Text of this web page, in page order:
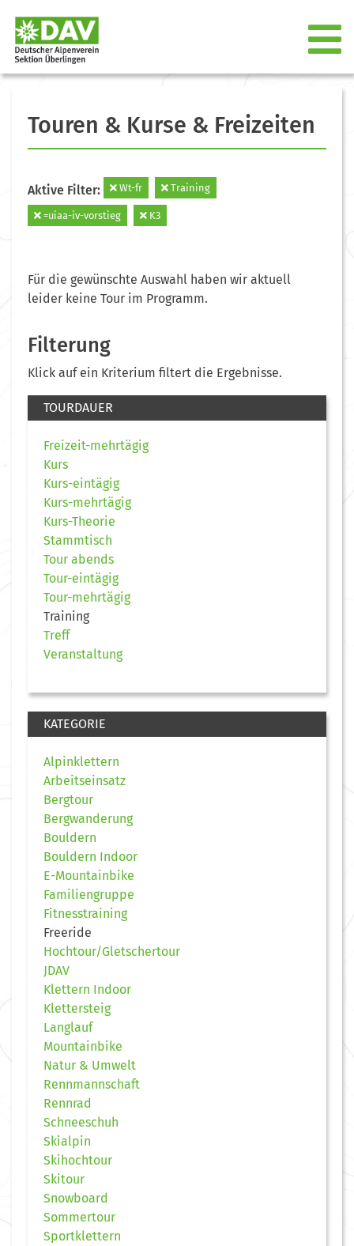
Touren & Kurse & Freizeiten
Aktive Filter: Wt-fr Training
=uiaa-iv-vorstieg K3
Für die gewünschte Auswahl haben wir aktuell
leider keine Tour im Programm.
Filterung
Klick auf ein Kriterium filtert die Ergebnisse.
TOURDAUER
Freizeit-mehrtägig
Kurs
Kurs-eintägig
Kurs-mehrtägig
Kurs-Theorie
Stammtisch
Tour abends
Tour-eintägig
Tour-mehrtägig
Training
Treff
Veranstaltung
KATEGORIE
Alpinklettern
Arbeitseinsatz
Bergtour
Bergwanderung
Bouldern
Bouldern Indoor
E-Mountainbike
Familiengruppe
Fitnesstraining
Freeride
Hochtour/Gletschertour
JDAV
Klettern Indoor
Klettersteig
Langlauf
Mountainbike
Natur & Umwelt
Rennmannschaft
Rennrad
Schneeschuh
Skialpin
Skihochtour
Skitour
Snowboard
Sommertour
Sportklettern